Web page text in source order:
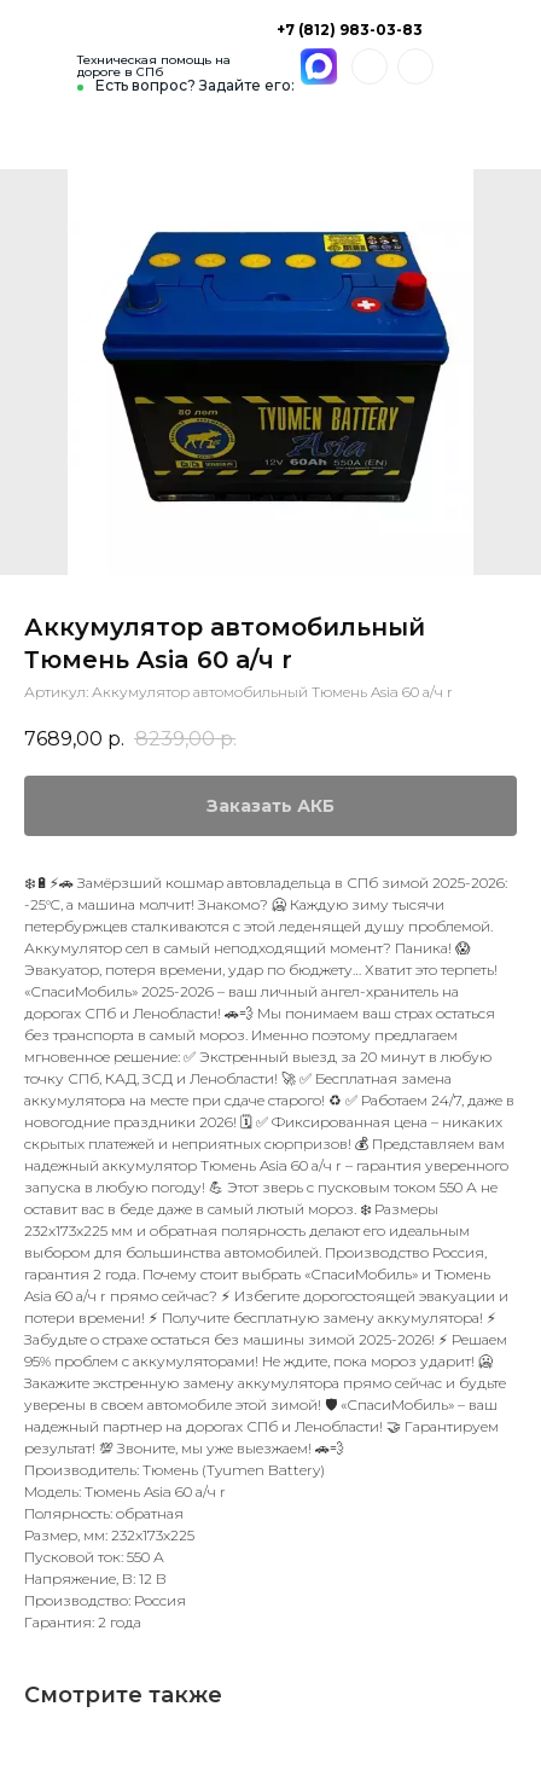
Есть вопрос? Задайте его:
+7 (812) 983-03-83
Техническая помощь на
дороге в СПб
Аккумулятор автомобильный
Тюмень Asia 60 а/ч r
Артикул: Аккумулятор автомобильный Тюмень Asia 60 а/ч r
7689,00 р. 8239,00 р.
Заказать АКБ
❄️🔋⚡🚗 Замёрзший кошмар автовладельца в СПб зимой 2025-2026:
-25°C, а машина молчит! Знакомо? 🥶 Каждую зиму тысячи
петербуржцев сталкиваются с этой леденящей душу проблемой.
Аккумулятор сел в самый неподходящий момент? Паника! 😱
Эвакуатор, потеря времени, удар по бюджету… Хватит это терпеть!
«СпасиМобиль» 2025-2026 – ваш личный ангел-хранитель на
дорогах СПб и Ленобласти! 🚗💨 Мы понимаем ваш страх остаться
без транспорта в самый мороз. Именно поэтому предлагаем
мгновенное решение: ✅ Экстренный выезд за 20 минут в любую
точку СПб, КАД, ЗСД и Ленобласти! 🚀 ✅ Бесплатная замена
аккумулятора на месте при сдаче старого! ♻️ ✅ Работаем 24/7, даже в
новогодние праздники 2026! 🗓️ ✅ Фиксированная цена – никаких
скрытых платежей и неприятных сюрпризов! 💰 Представляем вам
надежный аккумулятор Тюмень Asia 60 а/ч r – гарантия уверенного
запуска в любую погоду! 💪 Этот зверь с пусковым током 550 А не
оставит вас в беде даже в самый лютый мороз. ❄️ Размеры
232x173x225 мм и обратная полярность делают его идеальным
выбором для большинства автомобилей. Производство Россия,
гарантия 2 года. Почему стоит выбрать «СпасиМобиль» и Тюмень
Asia 60 а/ч r прямо сейчас? ⚡️ Избегите дорогостоящей эвакуации и
потери времени! ⚡️ Получите бесплатную замену аккумулятора! ⚡️
Забудьте о страхе остаться без машины зимой 2025-2026! ⚡️ Решаем
95% проблем с аккумуляторами! Не ждите, пока мороз ударит! 🥶
Закажите экстренную замену аккумулятора прямо сейчас и будьте
уверены в своем автомобиле этой зимой! 🛡️ «СпасиМобиль» – ваш
надежный партнер на дорогах СПб и Ленобласти! 🤝 Гарантируем
результат! 💯 Звоните, мы уже выезжаем! 🚗💨
Производитель: Тюмень (Tyumen Battery)
Модель: Тюмень Asia 60 а/ч r
Полярность: обратная
Размер, мм: 232x173x225
Пусковой ток: 550 А
Напряжение, В: 12 В
Производство: Россия
Гарантия: 2 года
Смотрите также